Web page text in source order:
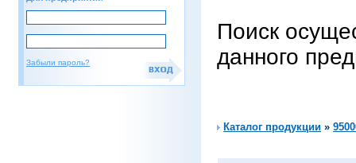
Забыли пароль?
Поиск
данного
Каталог продукции »